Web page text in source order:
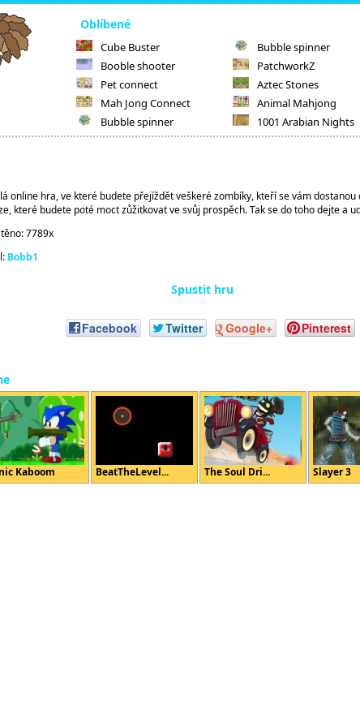
Oblíbené
Cube Buster
Booble shooter
Pet connect
Mah Jong Connect
Bubble spinner
Bubble spinner
PatchworkZ
Aztec Stones
Animal Mahjong
1001 Arabian Nights
online hra, ve které budete přejíždět veškeré zombíky, kteří se vám
které budete poté moct zůžitkovat ve svůj prospěch. Tak se do toho dejte a
7789x
Bobb1
Spustit hru
Facebook Twitter Google+ Pinterest
Kaboom BeatTheLevel... The Soul Dri... Slayer 3